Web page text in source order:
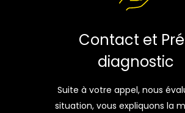
Contact et
diagnostic
Suite à votre appel, nous
situation, vous expliquons la